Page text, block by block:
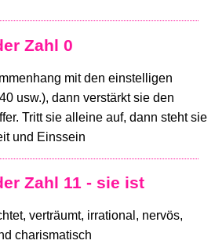
Zahl 0
mit den einstelligen
usw.), dann verstärkt sie den
Tritt sie alleine auf, dann steht sie
und Einssein
Zahl 11 - sie ist
verträumt, irrational, nervös,
charismatisch